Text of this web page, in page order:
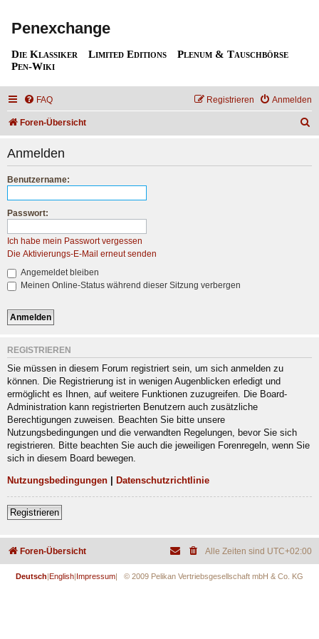
Penexchange
Die Klassiker Limited Editions
Plenum & Tauschbörse
Pen-Wiki
FAQ Anmelden
Registrieren
Foren-Übersicht
Anmelden
Benutzername:
Passwort:
Ich habe mein Passwort vergessen
Die Aktivierungs-E-Mail erneut senden
Angemeldet bleiben
Meinen Online-Status während dieser Sitzung verbergen
REGISTRIEREN
Sie müssen in diesem Forum registriert sein, um sich anmelden zu
können. Die Registrierung ist in wenigen Augenblicken erledigt und
ermöglicht es Ihnen, auf weitere Funktionen zuzugreifen. Die Board-
Administration kann registrierten Benutzern auch zusätzliche
Berechtigungen zuweisen. Beachten Sie bitte unsere
Nutzungsbedingungen und die verwandten Regelungen, bevor Sie sich
registrieren. Bitte beachten Sie auch die jeweiligen Forenregeln, wenn Sie
sich in diesem Board bewegen.
Nutzungsbedingungen Datenschutzrichtlinie
Registrieren
Foren-Übersicht Alle Zeiten sind UTC+02:00
Deutsch English Impressum | © 2009 Pelikan Vertriebsgesellschaft mbH & Co. KG